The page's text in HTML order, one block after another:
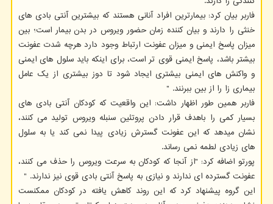
فاربر بیان کرد: بیمارترین افراد آنانی هستند که بیشترین آنتی بادی های
خنثی را دارند و بیان کننده زمان حضور ویروس در بدن بیمار است؛ بین
میزان پاسخ ایمنی و میزان عفونت ارتباط وجود دارد هرچه شدت عفونت
بیشتر باشد، پاسخ ایمنی قوی تر است، برای اینکه باید سلول های ایمنی
و واکنش های ایمنی بیشتری ایجاد شود تا دوز بیشتری از یک عامل
بیماری زا را از بین ببرنند. "
فاربر همین طور اظهار داشت: این واقعیت که کودکان آنتی بادی های
بسیار کمی را باهدف قرار دادن پروتئین سنبله ویروس تولید می کنند،
نشان میدهد که این عفونت گسترش زیادی پیدا نمی کند یا به سلول
های زیادی لطمه نمی رساند.
پورتو اضافه کرد: "از آنجا که کودکان به سرعت ویروس را حذف می کنند،
عفونت گسترده ای ندارند و نیازی به پاسخ آنتی بادی قوی نیز ندارند. "
این گروه پیشنهاد کرد که این روند کاهش یافته در کودکان ممکنست